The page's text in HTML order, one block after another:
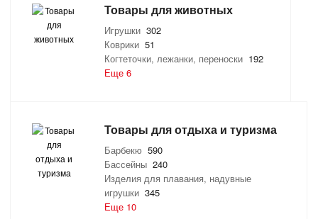
Товары для животных
Игрушки 302
Коврики 51
Когтеточки, лежанки, переноски 192
Еще 6
Товары для отдыха и туризма
Барбекю 590
Бассейны 240
Изделия для плавания, надувные
игрушки 345
Еще 10